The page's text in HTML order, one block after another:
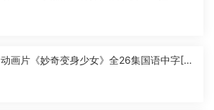
动画片《妙奇变身少女》全26集国语中字[10